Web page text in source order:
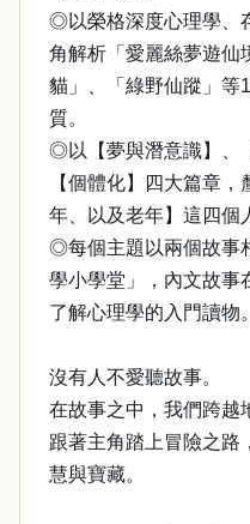
◎以榮格深度心理學、
角解析「愛麗絲夢遊仙
貓」、「綠野仙蹤」等
質。
◎以【夢與潛意識】、
【個體化】四大篇章
年、以及老年】這四個
◎每個主題以兩個故事
學小學堂」，內文故事
了解心理學的入門讀物。
沒有人不愛聽故事。
在故事之中，我們跨越
跟著主角踏上冒險之路
慧與寶藏。